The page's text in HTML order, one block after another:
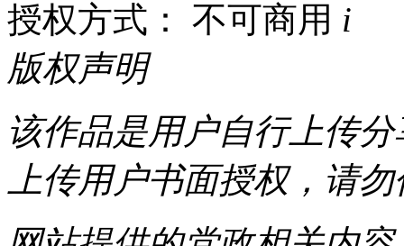
授权方式： 不可商用 i
版权声明
该作品是用户自行上传
上传用户书面授权，请